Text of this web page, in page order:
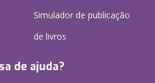
Simulador de publicação
de livros
de ajuda?